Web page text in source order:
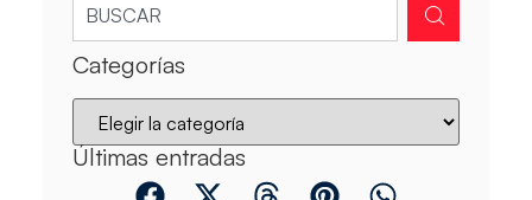
Categorías
Últimas entradas